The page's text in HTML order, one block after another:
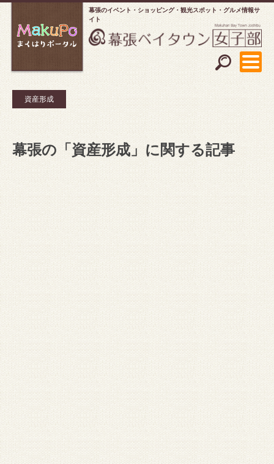
幕張のイベント・ショッピング
観光スポット・グルメ情報サ
イト
資産形成
幕張の「資産形成」に関する記事